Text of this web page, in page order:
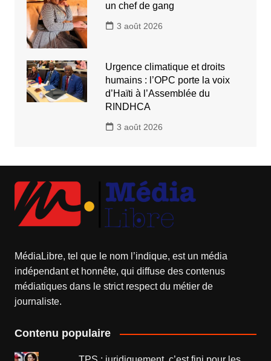
un chef de gang
3 août 2026
Urgence climatique et droits
humains : l’OPC porte la voix
d’Haïti à l’Assemblée du
RINDHCA
3 août 2026
MédiaLibre, tel que le nom l’indique, est un média
indépendant et honnête, qui diffuse des contenus
médiatiques dans le strict respect du métier de
journaliste.
Contenu populaire